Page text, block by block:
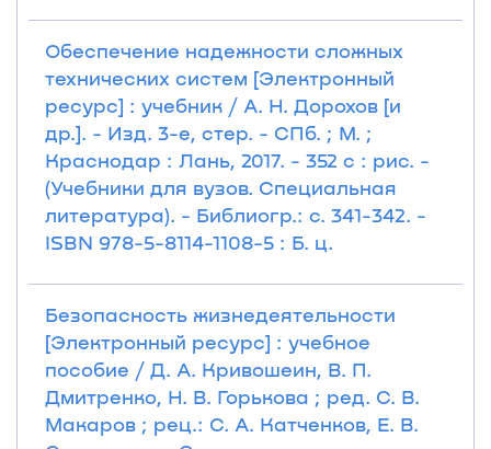
Обеспечение надежности сложных
технических систем [Электронный
ресурс] : учебник / А. Н. Дорохов [и
др.]. - Изд. 3-е, стер. - СПб. ; М. ;
Краснодар : Лань, 2017. - 352 с : рис. -
(Учебники для вузов. Специальная
литература). - Библиогр.: с. 341-342. -
ISBN 978-5-8114-1108-5 : Б. ц.
Безопасность жизнедеятельности
[Электронный ресурс] : учебное
пособие / Д. А. Кривошеин, В. П.
Дмитренко, Н. В. Горькова ; ред. С. В.
Макаров ; рец.: С. А. Катченков, Е. В.